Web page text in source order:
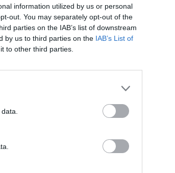
information utilized by us or personal
out. You may separately opt-out of the
parties on the IAB’s list of downstream
by us to third parties on the IAB’s List of
to other third parties.